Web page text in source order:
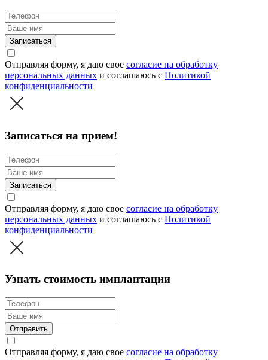
Записаться
Отправляя форму, я даю свое согласие на обработку
персональных данных и соглашаюсь c Политикой
конфиденциальности
Записаться на прием!
Записаться
Отправляя форму, я даю свое согласие на обработку
персональных данных и соглашаюсь c Политикой
конфиденциальности
Узнать стоимость имплантации
Отправить
Отправляя форму, я даю свое согласие на обработку